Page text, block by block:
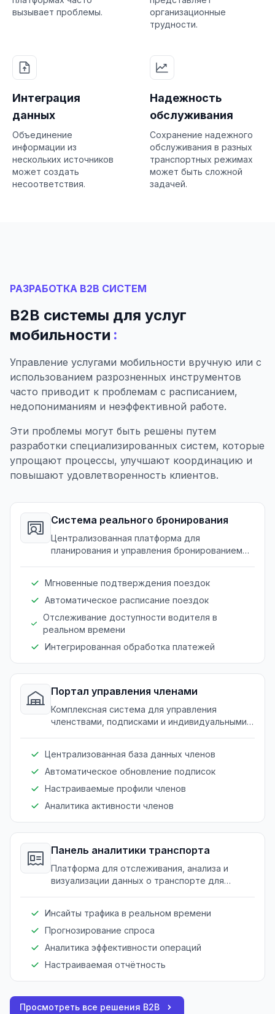
вызывает проблемы.
организационные
трудности.
Интеграция
данных
Объединение
информации из
нескольких источников
может создать
несоответствия.
Надежность
обслуживания
Сохранение надежного
обслуживания в разных
транспортных режимах
может быть сложной
задачей.
РАЗРАБОТКА B2B СИСТЕМ
B2B системы для услуг
мобильности :
Управление услугами мобильности вручную или с
использованием разрозненных инструментов
часто приводит к проблемам с расписанием,
недопониманиям и неэффективной работе.
Эти проблемы могут быть решены путем
разработки специализированных систем, которые
упрощают процессы, улучшают координацию и
повышают удовлетворенность клиентов.
Система реального бронирования
Централизованная платформа для
планирования и управления бронированием
Мгновенные подтверждения поездок
Автоматическое расписание поездок
Отслеживание доступности водителя в
реальном времени
Интегрированная обработка платежей
Портал управления членами
Комплексная система для управления
членствами, подписками и индивидуальными
Централизованная база данных членов
Автоматическое обновление подписок
Настраиваемые профили членов
Аналитика активности членов
Панель аналитики транспорта
Платформа для отслеживания, анализа и
визуализации данных о транспорте для
Инсайты трафика в реальном времени
Прогнозирование спроса
Аналитика эффективности операций
Настраиваемая отчётность
Просмотреть все решения B2B